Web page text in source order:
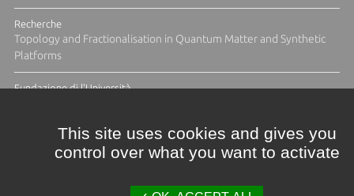
Recherche
Topology and Fractionalisation in Quantum Matter and Synthetic
Platforms
Fundazione di l'Università
This site uses cookies and gives you
control over what you want to activate